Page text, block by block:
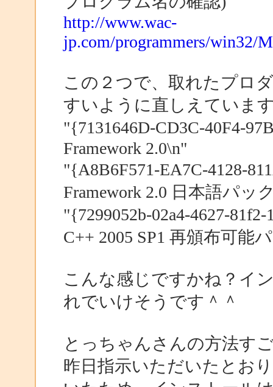
http://www.wac-
jp.com/programmers/win32/
この２つで、取れたプロ
すいように直しえていま
"{7131646D-CD3C-40F4-
Framework 2.0\n"
"{A8B6F571-EA7C-4128-
Framework 2.0 日本語パッ
"{7299052b-02a4-4627-
C++ 2005 SP1 再頒布可能
こんな感じですかね？イ
れでいけそうです＾＾
とっちゃんさんの方法す
昨日指示いただいたとお